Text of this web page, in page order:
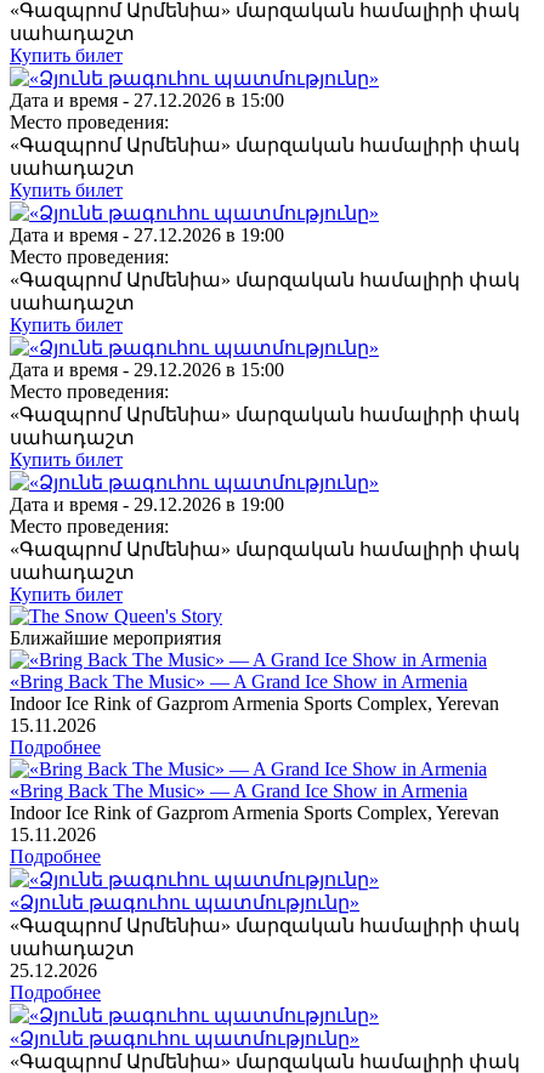
«Գազպրոմ Արմենիա» մարզական համալիրի փակ
սահադաշտ
Купить билет
Дата и время - 27.12.2026 в 15:00
Место проведения:
«Գազպրոմ Արմենիա» մարզական համալիրի փակ
սահադաշտ
Купить билет
Дата и время - 27.12.2026 в 19:00
Место проведения:
«Գազպրոմ Արմենիա» մարզական համալիրի փակ
սահադաշտ
Купить билет
Дата и время - 29.12.2026 в 15:00
Место проведения:
«Գազպրոմ Արմենիա» մարզական համալիրի փակ
սահադաշտ
Купить билет
Дата и время - 29.12.2026 в 19:00
Место проведения:
«Գազպրոմ Արմենիա» մարզական համալիրի փակ
սահադաշտ
Купить билет
Ближайшие мероприятия
«Bring Back The Music» — A Grand Ice Show in Armenia
Indoor Ice Rink of Gazprom Armenia Sports Complex, Yerevan
15.11.2026
Подробнее
«Bring Back The Music» — A Grand Ice Show in Armenia
Indoor Ice Rink of Gazprom Armenia Sports Complex, Yerevan
15.11.2026
Подробнее
«Ձյունե թագուհու պատմությունը»
«Գազպրոմ Արմենիա» մարզական համալիրի փակ
սահադաշտ
25.12.2026
Подробнее
«Ձյունե թագուհու պատմությունը»
«Գազպրոմ Արմենիա» մարզական համալիրի փակ